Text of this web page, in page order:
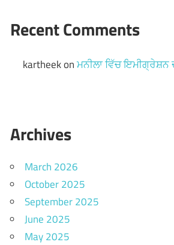
Recent Comments
kartheekonਮਨੀਲਾ ਵਿੱਚ
Archives
March 2026
October 2025
September 2025
June 2025
May 2025